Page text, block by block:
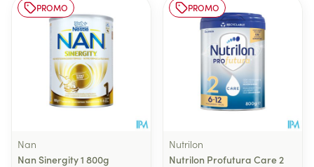
PROMO
Nan
Nan Sinergity 1 800g
PROMO
Nutrilon
Nutrilon Profutura Care 2